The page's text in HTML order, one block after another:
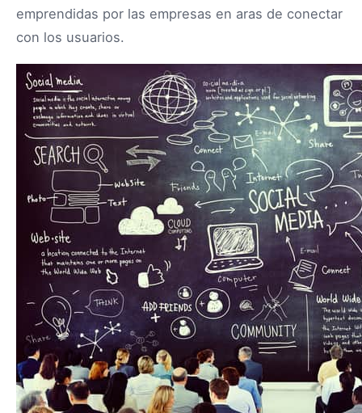
emprendidas por las empresas en aras de conectar
con los usuarios.